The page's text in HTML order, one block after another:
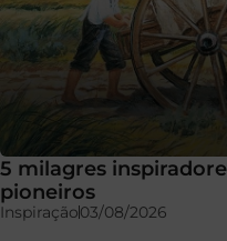
5 milagres
pioneiros
Inspiração03/08/2026